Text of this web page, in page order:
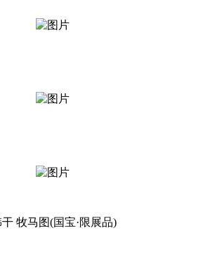
干 牧马图(国宝·限展品)